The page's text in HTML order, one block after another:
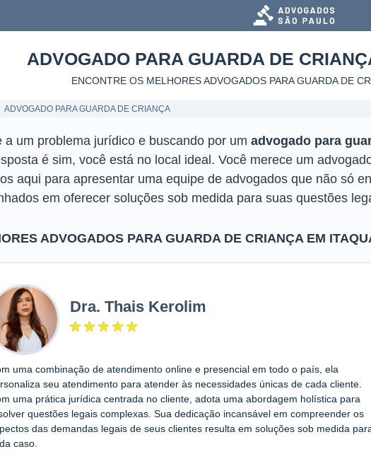
ADVOGADO PARA GUARDA DE
ENCONTRE OS MELHORES ADVOGADOS PARA GUARDA DE
ADVOGADO PARA GUARDA DE CRIANÇA
a um problema jurídico e buscando por um advogado para
é sim, você está no local ideal. Você merece um
aqui para apresentar uma equipe de advogados que não só
em oferecer soluções sob medida para suas questões
ADVOGADOS PARA GUARDA DE CRIANÇA EM
Dra. Thais Kerolim
uma combinação de atendimento online e presencial em todo o país, ela
seu atendimento para atender às necessidades únicas de cada cliente.
uma prática jurídica centrada no cliente, adota uma abordagem holística para
questões legais complexas. Sua dedicação incansável em compreender os
das demandas legais de seus clientes resulta em soluções sob medida
caso.